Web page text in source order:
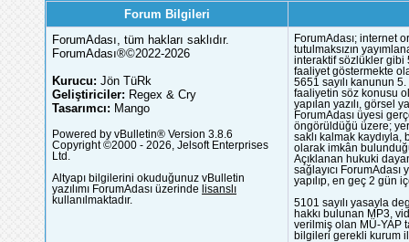
Forum Bilgileri
ForumAdası, tüm hakları saklıdır.
ForumAdası®©2022-2026
Kurucu: Jön TüRk
Geliştiriciler: Regex & Cry
Tasarımcı: Mango
Powered by vBulletin® Version 3.8.6
Copyright ©2000 - 2026, Jelsoft Enterprises
Ltd.
Altyapı bilgilerini okuduğunuz vBulletin
yazılımı ForumAdası üzerinde lisanslı
kullanılmaktadır.
ForumAdası; internet
tutulmaksızın
interaktif sözlükler gibi
faaliyet göstermekte
5651 sayılı kanunun
faaliyetin söz konusu
yapılan yazılı, görsel
ForumAdası üyesi
öngörüldüğü üzere;
saklı kalmak
olarak imkân
Açıklanan hukuki
sağlayıcı
yapılıp, en geç 2 gün
5101 sayılı yasayla
hakkı bulunan MP3,
verilmiş olan MÜ-YAP
bilgileri gerekli kurum